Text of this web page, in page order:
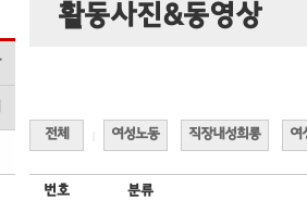
활동사진&동영상
전체 여성노동 직장내성희롱 여
번호 분류